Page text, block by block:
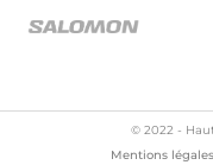
© 2022 -
Mentions légales